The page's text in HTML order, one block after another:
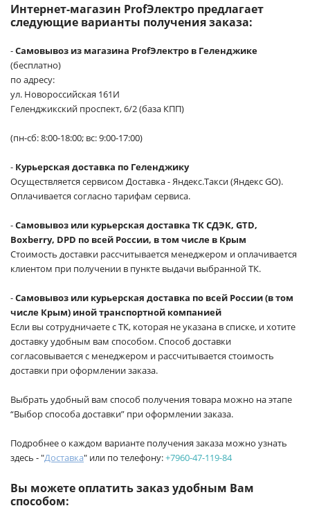
Интернет-магазин ProfЭлектро предлагает
следующие варианты получения заказа:
-Самовывоз из магазина ProfЭлектро в Геленджике
(бесплатно)
по адресу:
ул. Новороссийская 161И
Геленджикский проспект, 6/2 (база КПП)
(пн-сб: 8:00-18:00; вс: 9:00-17:00)
- Курьерская доставка по Геленджику
Осуществляется сервисом Доставка - Яндекс.Такси (Яндекс GO).
Оплачивается согласно тарифам сервиса.
-Самовывоз или курьерская доставка ТК СДЭК, GTD,
Boxberry, DPD по всей России, в том числе в Крым
Стоимость доставки рассчитывается менеджером и оплачивается
клиентом при получении в пункте выдачи выбранной ТК.
-Самовывоз или курьерская доставка по всей России (в том
числе Крым) иной транспортной компанией
Если вы сотрудничаете с ТК, которая не указана в списке, и хотите
доставку удобным вам способом. Способ доставки
согласовывается с менеджером и рассчитывается стоимость
доставки при оформлении заказа.
Выбрать удобный вам способ получения товара можно на этапе
“Выбор способа доставки” при оформлении заказа.
Подробнее о каждом варианте получения заказа можно узнать
здесь - "Доставка" или по телефону:+7960-47-119-84
Вы можете оплатить заказ удобным Вам
способом: